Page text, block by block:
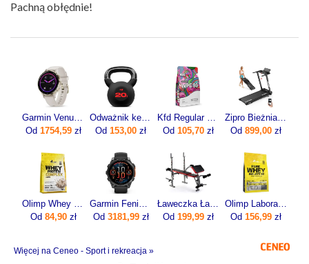
Pachną obłędnie!
Od 1754,59zł
Od 153,00 zł
Od 105,70 zł
Od 899,00 zł
Od 84,90zł
Od 3181,99zł
Od 199,99 zł
Od 156,99 zł
Więcej na Ceneo - Sport i rekreacja »